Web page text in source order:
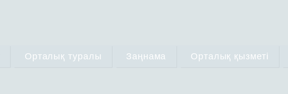
Орталық туралы Заңнама Орталық қызметі